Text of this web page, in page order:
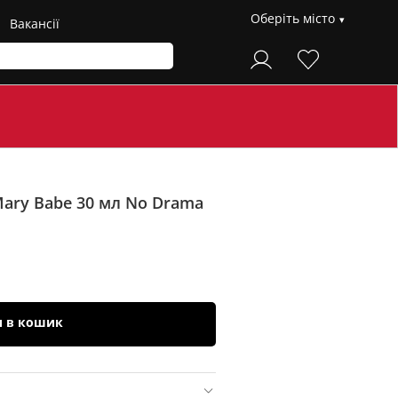
Вакансії Оберіть місто
Babe 30 мл No Drama
в кошик